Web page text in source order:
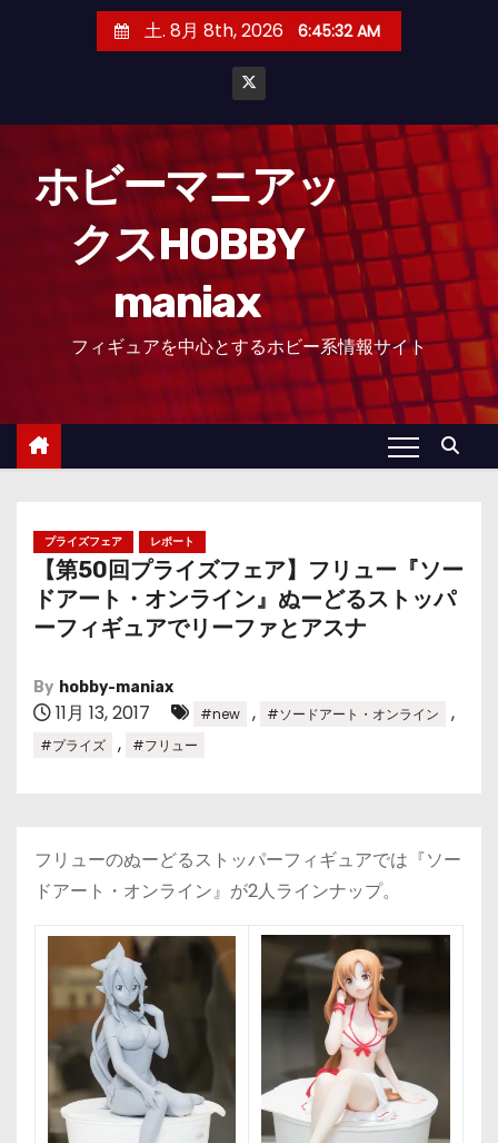
土. 8月 8th, 2026 6:45:33 AM
ホビーマニアッ
クスHOBBY
maniax
フィギュアを中心とするホビー系情報サイト
プライズフェア レポート
【第50回プライズフェア】フリュー『ソー
ドアート・オンライン』ぬーどるストッパ
ーフィギュアでリーファとアスナ
By hobby-maniax
11月 13, 2017 #new , #ソードアート・オンライン ,
#プライズ , #フリュー
フリューのぬーどるストッパーフィギュアでは『ソー
ドアート・オンライン』が2人ラインナップ。